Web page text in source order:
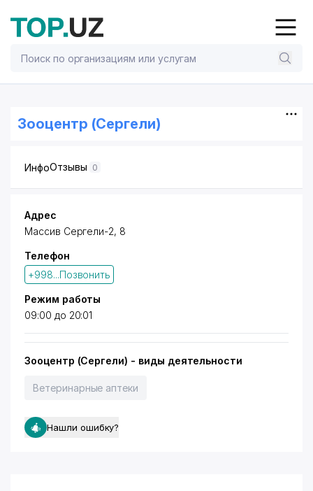
Зооцентр (Сергели)
ИнфоОтзывы 0
Адрес
Массив Сергели-2, 8​
Телефон
+998...Позвонить
Режим работы
09:00 до 20:01
Зооцентр (Сергели) - виды деятельности
Ветеринарные аптеки
Нашли ошибку?